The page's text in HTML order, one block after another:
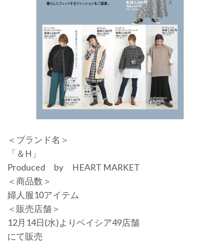
＜ブランド名＞
「＆H」
Produced by HEART MARKET
＜商品数＞
婦人服10アイテム
＜販売店舗＞
12月14日(水)よりベイシア49店舗
にて販売